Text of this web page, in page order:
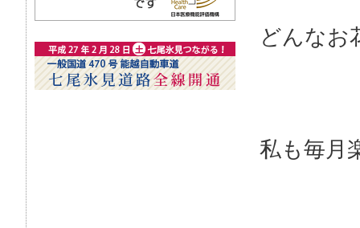
どんなお
私も毎月